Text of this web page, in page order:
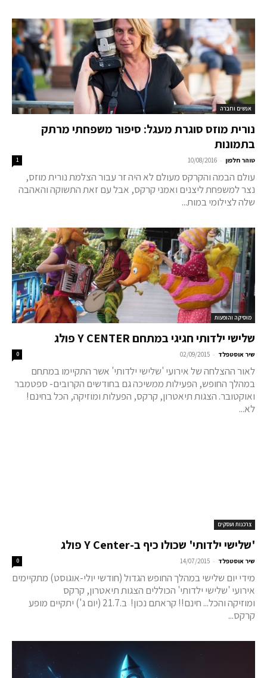
אנשים וחברה
נורית מוזס סוגרת מעגל: סיפור משפחתי מרתק
בתמונות
טוהר חלפון -
10/08/2016
1
עולם הבמה והקרקס מעולם לא היה זר עבור הצלמת נורית מוזס,
נצר למשפחת ליצנים ואמני קרקס, אבל עם זאת התשוקה והאהבה
שלה לצילומי במות...
מוסיקה והופעות
שלישי ילדותי חגיגי במתחם Y CENTER פולג
שיר אוסטפלד -
02/09/2015
0
לאור ההצלחה של אירועי 'שלישי ילדותי' אשר התקיימו במתחם
במהלך החופש, הפעילות ממשיכה גם בחודשים הקרובים- ספטמבר
ואוקטובר. הצגות תיאטרון, קרקס, הפעלות ומוזיקה, הכל בחינם!
לא...
צרכנות ועסקים
'שלישי ילדותי' שכולו כיף ב-Y Center פולג
שיר אוסטפלד -
14/07/2015
0
מידי יום שלישי במהלך החופש הגדול (חודשי יולי-אוגוסט) מתקיימים
אירועי 'שלישי ילדותי' הכוללים הצגות תיאטרון, קרקס
ומוזיקה והכל... חינם!! קראתם נכון! ב.21.7 (יום ג') יתקיים מופע
קרקס...